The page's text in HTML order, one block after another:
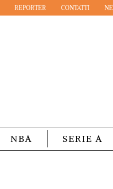
REPORTER CONTATTI
NBA SERIE A